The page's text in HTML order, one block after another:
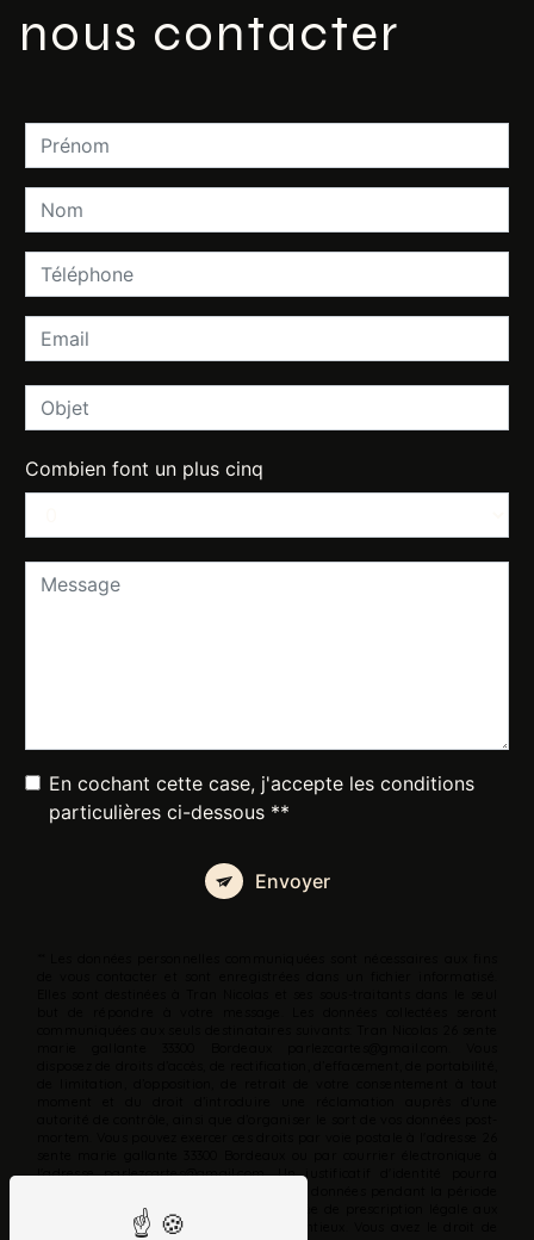
nous contacter
Combien font un plus cinq
En cochant cette case, j'accepte les conditions
particulières ci-dessous **
Envoyer
l'adresse parlezcartes@gmail.com. Un justificatif d'identité pourra
de prise de contact puis pendant la durée de prescription légale aux
fins probatoires et de gestion des contentieux. Vous avez le droit de